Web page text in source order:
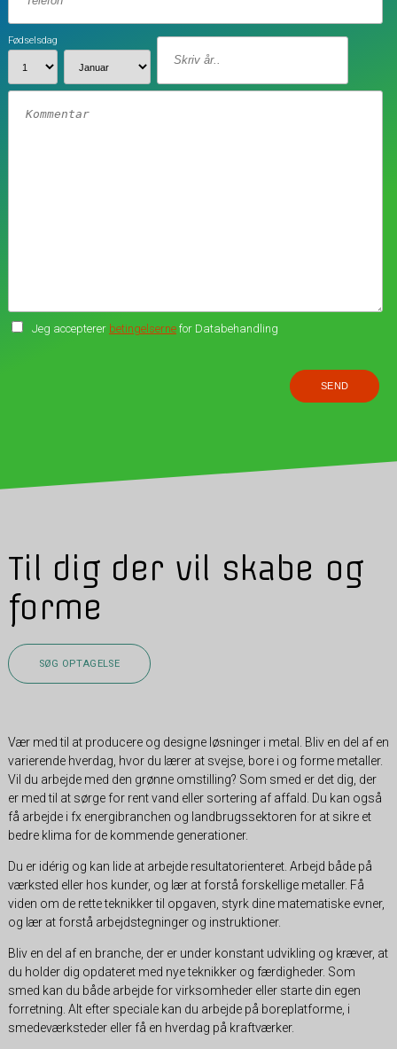
Fødselsdag
Jeg accepterer betingelsernefor Databehandling
Til dig der vil skabe og
forme
SØG OPTAGELSE
Vær med til at producere og designe løsninger i metal. Bliv en del af en
varierende hverdag, hvor du lærer at svejse, bore i og forme metaller.
Vil du arbejde med den grønne omstilling? Som smed er det dig, der
er med til at sørge for rent vand eller sortering af affald. Du kan også
få arbejde i fx energibranchen og landbrugssektoren for at sikre et
bedre klima for de kommende generationer.
Du er idérig og kan lide at arbejde resultatorienteret. Arbejd både på
værksted eller hos kunder, og lær at forstå forskellige metaller. Få
viden om de rette teknikker til opgaven, styrk dine matematiske evner,
og lær at forstå arbejdstegninger og instruktioner.
Bliv en del af en branche, der er under konstant udvikling og kræver, at
du holder dig opdateret med nye teknikker og færdigheder. Som
smed kan du både arbejde for virksomheder eller starte din egen
forretning. Alt efter speciale kan du arbejde på boreplatforme, i
smedeværksteder eller få en hverdag på kraftværker.